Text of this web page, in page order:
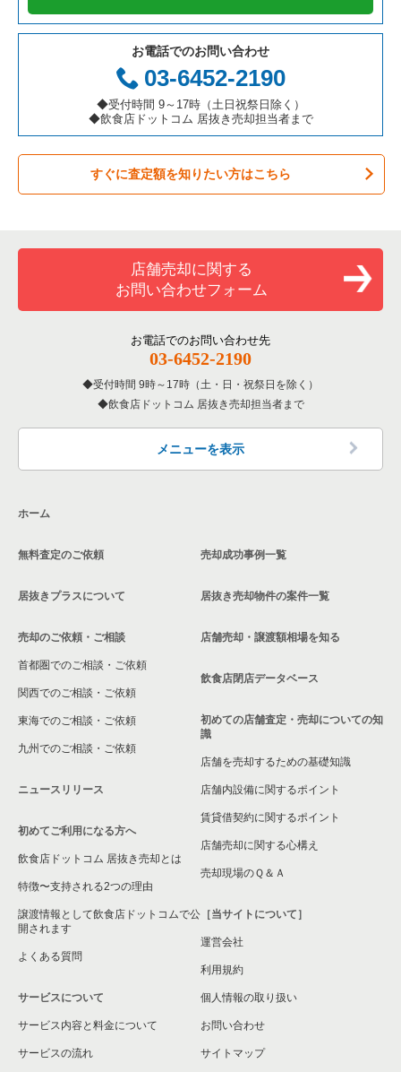
テイクアウトの居抜き売却物件の案件一覧
お弁当・惣菜・デリの居抜き売却物件の案件一覧
カラオケ・パブ・スナックの居抜き売却物件の案件一覧
バーの居抜き売却物件の案件一覧
居酒屋・ダイニングバーの居抜き売却物件の案件一覧
洋食の居抜き売却物件の案件一覧
その他の居抜き売却物件の案件一覧
岐阜県の飲食店の居抜き売却物件の案件一覧
三重県の飲食店の居抜き売却物件の案件一覧
神戸市兵庫区の飲食店の居抜き売却物件の案件一覧
神戸市東灘区の飲食店の居抜き売却物件の案件一覧
明石市の飲食店の居抜き売却物件の案件一覧
神戸市長田区の飲食店の居抜き売却物件の案件一覧
神戸市垂水区の飲食店の居抜き売却物件の案件一覧
神戸市北区の飲食店の居抜き売却物件の案件一覧
神戸市西区の飲食店の居抜き売却物件の案件一覧
兵庫県の鉄板焼き・お好み焼の居抜き売却物件の案件一覧
兵庫県のアジア料理の居抜き売却物件の案件一覧
兵庫県のカフェの居抜き売却物件の案件一覧
兵庫県のテイクアウトの居抜き売却物件の案件一覧
兵庫県のお弁当・惣菜・デリの居抜き売却物件の案件一覧
兵庫県のバーの居抜き売却物件の案件一覧
兵庫県の居酒屋・ダイニングバーの居抜き売却物件の案件一覧
兵庫県の専門料理の居抜き売却物件の案件一覧
兵庫県の和食の居抜き売却物件の案件一覧
兵庫県の洋食の居抜き売却物件の案件一覧
尼崎市のテイクアウトの居抜き売却物件の案件一覧
尼崎市のバーの居抜き売却物件の案件一覧
尼崎市の居酒屋・ダイニングバーの居抜き売却物件の案件一覧
尼崎市の専門料理の居抜き売却物件の案件一覧
尼崎市の洋食の居抜き売却物件の案件一覧
お電話でのお問い合わせ
03-6452-2190
◆受付時間 9～17時（土日祝祭日除く）
◆飲食店ドットコム 居抜き売却担当者まで
すぐに査定額を知りたい方はこちら
店舗売却に関する
お問い合わせフォーム
お電話でのお問い合わせ先
03-6452-2190
受付時間 9時～17時（土・日・祝祭日を除く）
飲食店ドットコム 居抜き売却担当者まで
メニューを表示
ホーム
無料査定のご依頼
居抜きプラスについて
売却のご依頼・ご相談
首都圏でのご相談・ご依頼
関西でのご相談・ご依頼
東海でのご相談・ご依頼
九州でのご相談・ご依頼
ニュースリリース
初めてご利用になる方へ
飲食店ドットコム 居抜き売却とは
特徴〜支持される2つの理由
譲渡情報として飲食店ドットコムで公
開されます
よくある質問
サービスについて
サービス内容と料金について
サービスの流れ
売却成功事例一覧
居抜き売却物件の案件一覧
店舗売却・譲渡額相場を知る
飲食店閉店データベース
初めての店舗査定・売却についての知
識
店舗を売却するための基礎知識
店舗内設備に関するポイント
賃貸借契約に関するポイント
店舗売却に関する心構え
売却現場のＱ＆Ａ
［当サイトについて］
運営会社
利用規約
個人情報の取り扱い
お問い合わせ
サイトマップ